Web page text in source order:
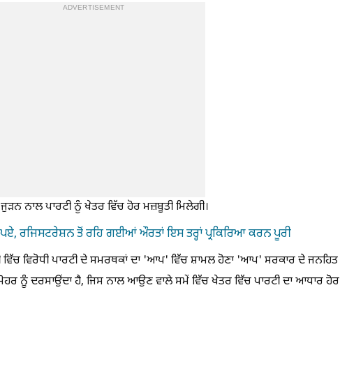
ADVERTISEMENT
ਨਾਲ ਪਾਰਟੀ ਨੂੰ ਖੇਤਰ ਵਿੱਚ ਹੋਰ ਮਜ਼ਬੂਤੀ ਮਿਲੇਗੀ।
ਰਜਿਸਟਰੇਸ਼ਨ ਤੋਂ ਰਹਿ ਗਈਆਂ ਔਰਤਾਂ ਇਸ ਤਰ੍ਹਾਂ ਪ੍ਰਕਿਰਿਆ ਕਰਨ ਪੂਰੀ
ਵਿੱਚ ਵਿਰੋਧੀ ਪਾਰਟੀ ਦੇ ਸਮਰਥਕਾਂ ਦਾ 'ਆਪ' ਵਿੱਚ ਸ਼ਾਮਲ ਹੋਣਾ 'ਆਪ' ਸਰਕਾਰ ਦੇ ਜਨਹਿਤ
ਨੂੰ ਦਰਸਾਉਂਦਾ ਹੈ, ਜਿਸ ਨਾਲ ਆਉਣ ਵਾਲੇ ਸਮੇਂ ਵਿੱਚ ਖੇਤਰ ਵਿੱਚ ਪਾਰਟੀ ਦਾ ਆਧਾਰ ਹੋਰ